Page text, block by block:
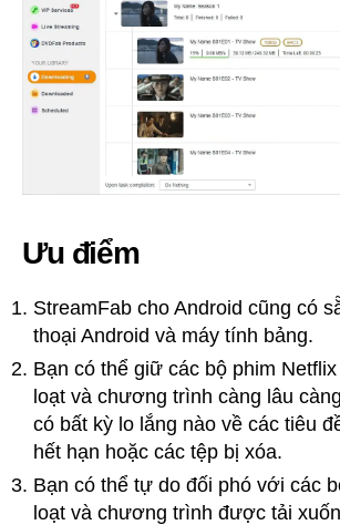
Ưu điểm
StreamFab cho Android cũng có
thoại Android và máy tính bảng.
Bạn có thể giữ các bộ phim
loạt và chương trình càng lâu
có bất kỳ lo lắng nào về các tiêu
hết hạn hoặc các tệp bị xóa.
Bạn có thể tự do đối phó với các
loạt và chương trình được tải